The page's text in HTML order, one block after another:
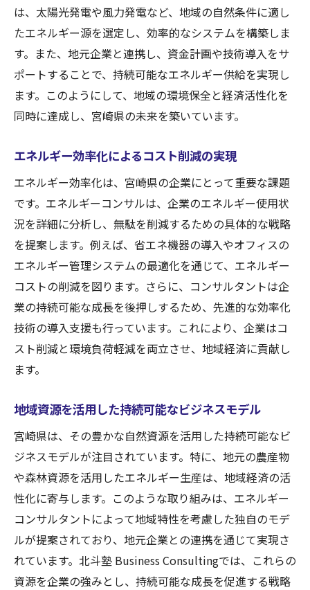
は、太陽光発電や風力発電など、地域の自然条件に適し
たエネルギー源を選定し、効率的なシステムを構築しま
す。また、地元企業と連携し、資金計画や技術導入をサ
ポートすることで、持続可能なエネルギー供給を実現し
ます。このようにして、地域の環境保全と経済活性化を
同時に達成し、宮崎県の未来を築いています。
エネルギー効率化によるコスト削減の実現
エネルギー効率化は、宮崎県の企業にとって重要な課題
です。エネルギーコンサルは、企業のエネルギー使用状
況を詳細に分析し、無駄を削減するための具体的な戦略
を提案します。例えば、省エネ機器の導入やオフィスの
エネルギー管理システムの最適化を通じて、エネルギー
コストの削減を図ります。さらに、コンサルタントは企
業の持続可能な成長を後押しするため、先進的な効率化
技術の導入支援も行っています。これにより、企業はコ
スト削減と環境負荷軽減を両立させ、地域経済に貢献し
ます。
地域資源を活用した持続可能なビジネスモデル
宮崎県は、その豊かな自然資源を活用した持続可能なビ
ジネスモデルが注目されています。特に、地元の農産物
や森林資源を活用したエネルギー生産は、地域経済の活
性化に寄与します。このような取り組みは、エネルギー
コンサルタントによって地域特性を考慮した独自のモデ
ルが提案されており、地元企業との連携を通じて実現さ
れています。北斗塾 Business Consultingでは、これらの
資源を企業の強みとし、持続可能な成長を促進する戦略